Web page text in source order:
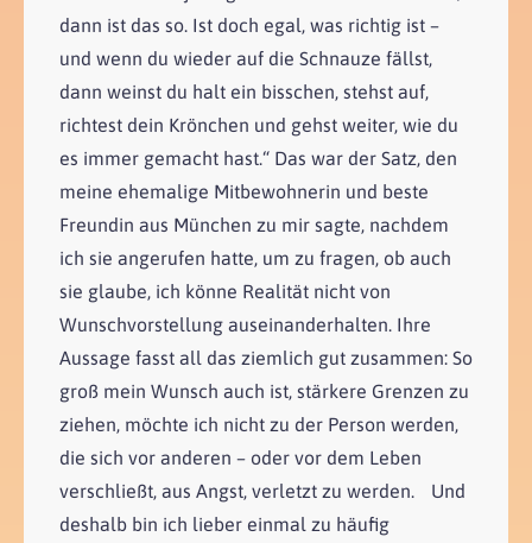
dann ist das so. Ist doch egal, was richtig ist –
und wenn du wieder auf die Schnauze fällst,
dann weinst du halt ein bisschen, stehst auf,
richtest dein Krönchen und gehst weiter, wie du
es immer gemacht hast.“ Das war der Satz, den
meine ehemalige Mitbewohnerin und beste
Freundin aus München zu mir sagte, nachdem
ich sie angerufen hatte, um zu fragen, ob auch
sie glaube, ich könne Realität nicht von
Wunschvorstellung auseinanderhalten. Ihre
Aussage fasst all das ziemlich gut zusammen: So
groß mein Wunsch auch ist, stärkere Grenzen zu
ziehen, möchte ich nicht zu der Person werden,
die sich vor anderen – oder vor dem Leben
verschließt, aus Angst, verletzt zu werden. Und
deshalb bin ich lieber einmal zu häufig